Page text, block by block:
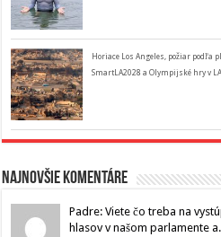
Horiace Los Angeles, požiar podľa
SmartLA2028 a Olympijské hry v
Najnovšie komentáre
Padre: Viete čo treba na
hlasov v našom parlamente